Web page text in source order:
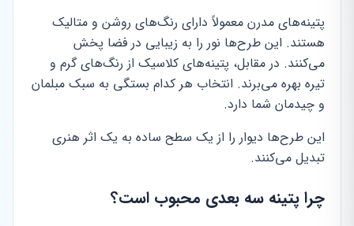
پتینه‌های مدرن معمولاً دارای رنگ‌های روشن و متالیک
هستند. این طرح‌ها نور را به زیبایی در فضا پخش
می‌کنند. در مقابل، پتینه‌های کلاسیک از رنگ‌های گرم و
تیره بهره می‌برند. انتخاب هر کدام بستگی به سبک مبلمان
و چیدمان شما دارد.
این طرح‌ها دیوار را از یک سطح ساده به یک اثر هنری
تبدیل می‌کنند.
چرا پتینه سه بعدی محبوب است؟